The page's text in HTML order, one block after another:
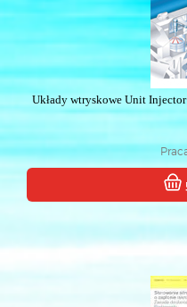
Układy wtryskowe Unit